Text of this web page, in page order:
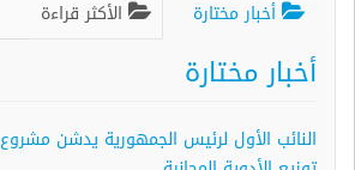
أخبار مختارة الأكثر قراءة
أخبار مختارة
النائب الأول لرئيس الجمهورية يدشن مشروع